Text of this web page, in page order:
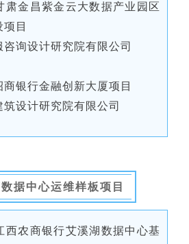
肃金昌紫金云大数据产业园区
目
询设计研究院有限公司
银行金融创新大厦项目
设计研究院有限公司
据中心运维样板项目
西农商银行艾溪湖数据中心基